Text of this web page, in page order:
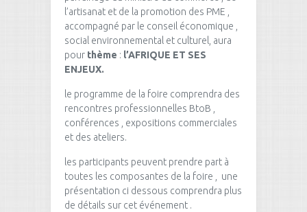
l’artisanat et de la promotion des PME ,
accompagné par le conseil économique ,
social environnemental et culturel, aura
pour thème : l’AFRIQUE ET SES
ENJEUX.
le programme de la foire comprendra des
rencontres professionnelles BtoB ,
conférences , expositions commerciales
et des ateliers.
les participants peuvent prendre part à
toutes les composantes de la foire , une
présentation ci dessous comprendra plus
de détails sur cet événement .